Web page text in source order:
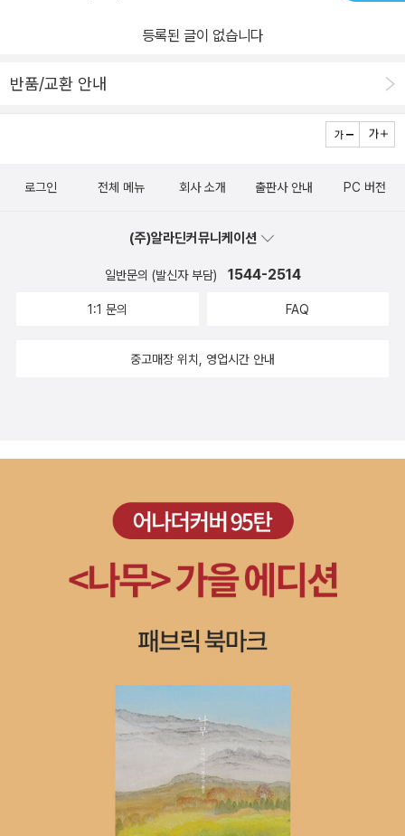
등록된 글이 없습니다
반품/교환 안내
로그인 전체 메뉴 회사 소개 출판사 안내 PC 버전
(주)알라딘커뮤니케이션
일반문의 (발신자 부담) 1544-2514
1:1 문의 FAQ
중고매장 위치, 영업시간 안내